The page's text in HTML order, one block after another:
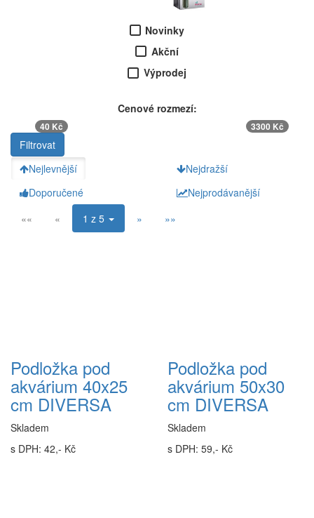
Novinky
Akční
Výprodej
Cenové rozmezí:
40 Kč 3300 Kč
Nejlevnější
Nejdražší
Doporučené
Nejprodávanější
««
« 1 z 5 » »»
Podložka pod
akvárium 40x25
cm DIVERSA
Skladem
s DPH: 42,- Kč
Podložka pod
akvárium 50x30
cm DIVERSA
Skladem
s DPH: 59,- Kč